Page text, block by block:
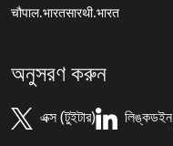
चौपाल.भारतसारथी.भारत
অনুসরণ করুন
এক্স (টুইটার) লিঙ্কডইন